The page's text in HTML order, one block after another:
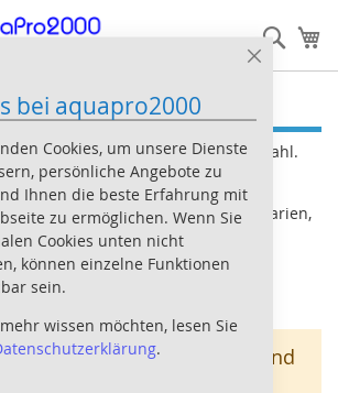
Close
bei aquapro2000
Cookies, um unsere Dienste
persönliche Angebote zu
Ihnen die beste Erfahrung mit
zu ermöglichen. Wenn Sie
Cookies unten nicht
können einzelne Funktionen
sein.
wissen möchten, lesen Sie
.
45 Grad
in der Größe Ihrer Auswahl.
im Anlagenbau bei Aquarien,
etc.
keine Produkte entsprechend